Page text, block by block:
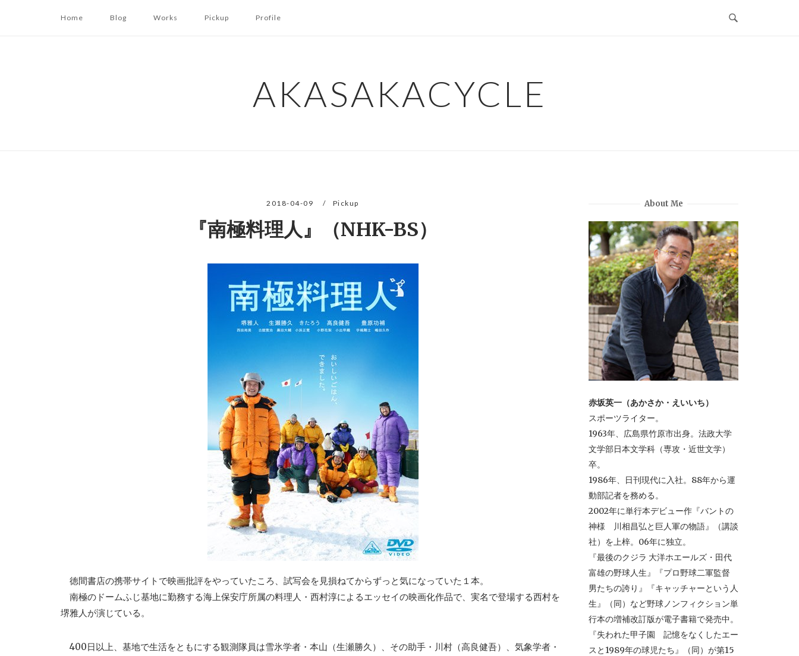
Home Blog Works Pickup Profile
AKASAKACYCLE
2018-04-09 Pickup
『南極料理人』（NHK-BS）
徳間書店の携帯サイトで映画批評をやっていたころ、試写会を見損ねてからずっと気になっていた１本。
南極のドームふじ基地に勤務する海上保安庁所属の料理人・西村淳によるエッセイの映画化作品で、実名で登場する西村を
堺雅人が演じている。
400日以上、基地で生活をともにする観測隊員は雪氷学者・本山（生瀬勝久）、その助手・川村（高良健吾）、気象学者・
About Me
赤坂英一（あかさか・えいいち）
スポーツライター。
1963年、広島県竹原市出身。法政大学
文学部日本文学科（専攻・近世文学）
卒。
1986年、日刊現代に入社。88年から運
動部記者を務める。
2002年に単行本デビュー作『バントの
神様 川相昌弘と巨人軍の物語』（講談
社）を上梓。06年に独立。
『最後のクジラ 大洋ホエールズ・田代
富雄の野球人生』『プロ野球二軍監督
男たちの誇り』『キャッチャーという人
生』（同）など野球ノンフィクション単
行本の増補改訂版が電子書籍で発売中。
『失われた甲子園 記憶をなくしたエー
スと1989年の球児たち』（同）が第15